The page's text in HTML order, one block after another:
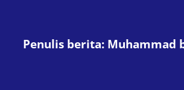
Penulis berita: Muhammad